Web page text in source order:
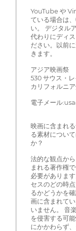
YouTube や
ている場合は
い。 デジタル
代わりにディ
ださい。以前
きます。
アジア映画祭
530 サウス・
カリフォルニ
電子メール
映画に含まれ
る素材につい
か？
法的な観点か
まれる著作権
必要がありま
セスのどの時
るかどうかを
画に含まれて
いません。 音
を侵害する可
にかかわらず